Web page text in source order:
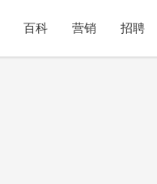
百科 营销 招聘